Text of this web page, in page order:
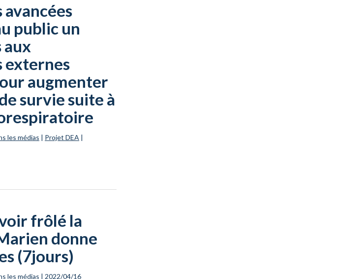
public un
aux
augmenter
survie suite à
les médias | Projet DEA |
frôlé la
donne
(7jours)
les médias | 2022/04/16